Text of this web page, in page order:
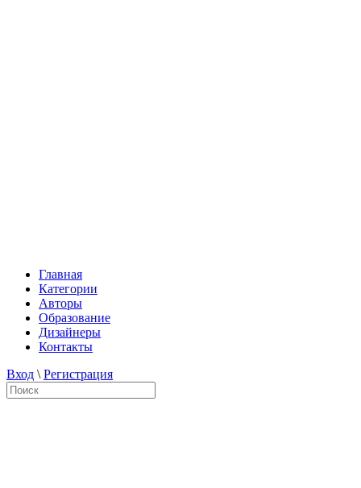
Главная
Категории
Авторы
Образование
Дизайнеры
Контакты
Вход \ Регистрация